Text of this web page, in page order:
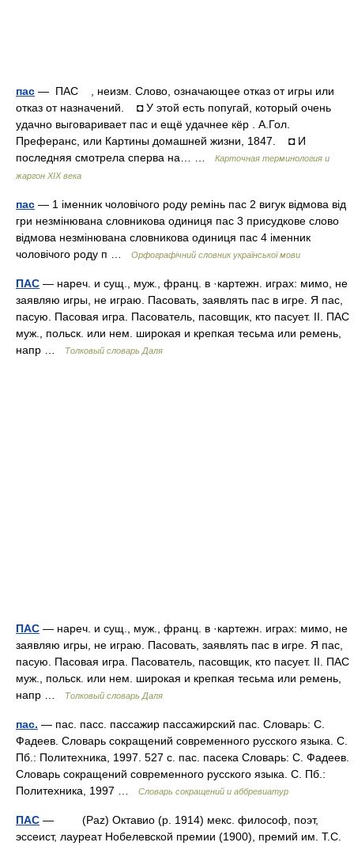
пас — ПАС , неизм. Слово, означающее отказ от игры или
отказ от назначений. ◘ У этой есть попугай, который очень
удачно выговаривает пас и ещё удачнее кёр . А.Гол.
Преферанс, или Картины домашней жизни, 1847. ◘ И
последняя смотрела сперва на… …
Карточная терминология и
жаргон XIX века
пас — 1 іменник чоловічого роду ремінь пас 2 вигук відмова від
гри незмінювана словникова одиниця пас 3 присудкове слово
відмова незмінювана словникова одиниця пас 4 іменник
чоловічого роду п …
Орфографічний словник української мови
ПАС — нареч. и сущ., муж., франц. в ·картежн. играх: мимо, не
заявляю игры, не играю. Пасовать, заявлять пас в игре. Я пас,
пасую. Пасовая игра. Пасователь, пасовщик, кто пасует. II. ПАС
муж., польск. или нем. широкая и крепкая тесьма или ремень,
напр …
Толковый словарь Даля
ПАС — нареч. и сущ., муж., франц. в ·картежн. играх: мимо, не
заявляю игры, не играю. Пасовать, заявлять пас в игре. Я пас,
пасую. Пасовая игра. Пасователь, пасовщик, кто пасует. II. ПАС
муж., польск. или нем. широкая и крепкая тесьма или ремень,
напр …
Толковый словарь Даля
пас. — пас. пасс. пассажир пассажирский пас. Словарь: С.
Фадеев. Словарь сокращений современного русского языка. С.
Пб.: Политехника, 1997. 527 с. пас. пасека Словарь: С. Фадеев.
Словарь сокращений современного русского языка. С. Пб.:
Политехника, 1997 …
Словарь сокращений и аббревиатур
ПАС — (Paz) Октавио (р. 1914) мекс. философ, поэт,
эссеист, лауреат Нобелевской премии (1900), премий им. Т.С.